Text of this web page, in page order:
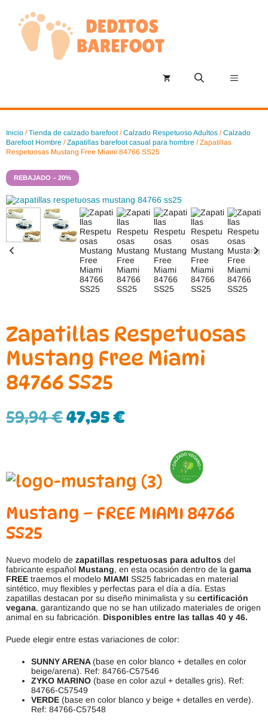
contenido
Menú
Inicio /Tienda de calzado barefoot/Calzado Respetuoso Adultos /Calzado
Barefoot Hombre /Zapatillas barefoot casual para hombre / Zapatillas
Respetuosas Mustang Free Miami 84766 SS25
REBAJADO – 20%
Zapatillas Respetuosas
Mustang Free Miami
84766 SS25
59,94€47,95€
Mustang – FREE MIAMI 84766
SS25
Nuevo modelo de zapatillas respetuosas para adultos del
fabricante español Mustang, en esta ocasión dentro de la gama
FREE traemos el modelo MIAMI SS25 fabricadas en material
sintético, muy flexibles y perfectas para el día a día. Estas
zapatillas destacan por su diseño minimalista y su certificación
vegana, garantizando que no se han utilizado materiales de origen
animal en su fabricación. Disponibles entre las tallas 40 y 46.
Puede elegir entre estas variaciones de color:
SUNNY ARENA(base en color blanco + detalles en color
beige/arena). Ref: 84766-C57546
ZYKO MARINO (base en color azul + detalles gris). Ref:
84766-C57549
VERDE (base en color blanco y beige + detalles en verde).
Ref: 84766-C57548